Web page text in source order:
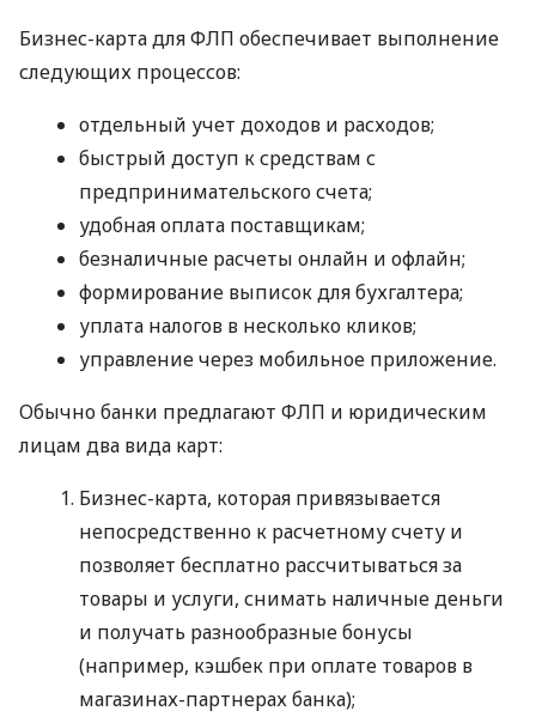
Бизнес-карта для ФЛП обеспечивает выполнение
следующих процессов:
отдельный учет доходов и расходов;
быстрый доступ к средствам с
предпринимательского счета;
удобная оплата поставщикам;
безналичные расчеты онлайн и офлайн;
формирование выписок для бухгалтера;
уплата налогов в несколько кликов;
управление через мобильное приложение.
Обычно банки предлагают ФЛП и юридическим
лицам два вида карт:
Бизнес-карта, которая привязывается
непосредственно к расчетному счету и
позволяет бесплатно рассчитываться за
товары и услуги, снимать наличные деньги
и получать разнообразные бонусы
(например, кэшбек при оплате товаров в
магазинах-партнерах банка);